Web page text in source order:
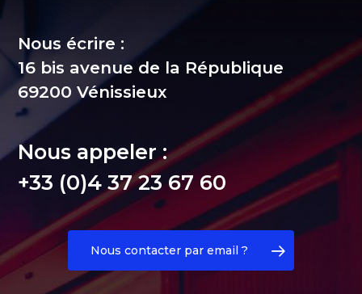
Nous écrire :
16 bis avenue de la République
69200 Vénissieux
Nous appeler :
+33 (0)4 37 23 67 60
Nous contacter par email ?